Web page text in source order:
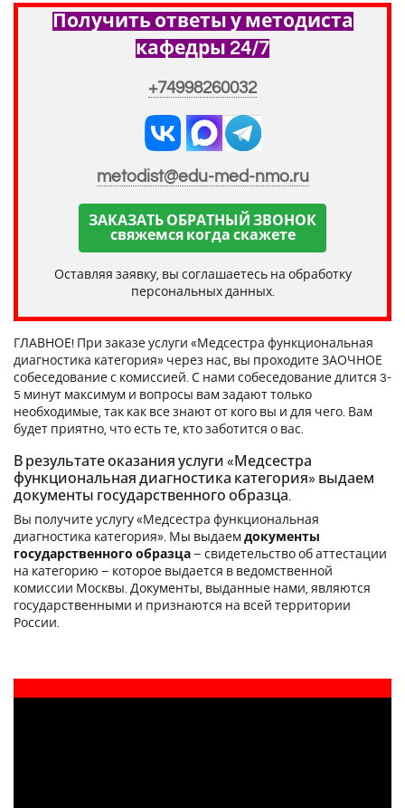
Получить ответы у методиста
кафедры 24/7
+74998260032
metodist@edu-med-nmo.ru
ЗАКАЗАТЬ ОБРАТНЫЙ ЗВОНОК
свяжемся когда скажете
Оставляя заявку, вы соглашаетесь на обработку
персональных данных.
ГЛАВНОЕ! При заказе услуги «Медсестра функциональная
диагностика категория» через нас, вы проходите ЗАОЧНОЕ
собеседование с комиссией. С нами собеседование длится 3-
5 минут максимум и вопросы вам задают только
необходимые, так как все знают от кого вы и для чего. Вам
будет приятно, что есть те, кто заботится о вас.
В результате оказания услуги «Медсестра
функциональная диагностика категория» выдаем
документы государственного образца.
Вы получите услугу «Медсестра функциональная
диагностика категория». Мы выдаем документы
государственного образца – свидетельство об аттестации
на категорию – которое выдается в ведомственной
комиссии Москвы. Документы, выданные нами, являются
государственными и признаются на всей территории
России.